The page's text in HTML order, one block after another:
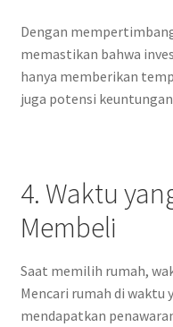
Dengan
memastikan bahwa
hanya memberikan
juga potensi
4. Waktu
Membeli
Saat memilih rumah,
Mencari rumah di waktu
mendapatkan